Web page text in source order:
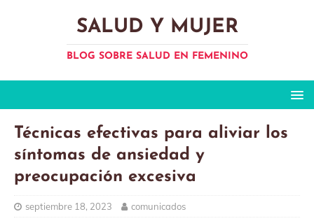
SALUD Y MUJER
BLOG SOBRE SALUD EN FEMENINO
Técnicas efectivas para aliviar los
síntomas de ansiedad y
preocupación excesiva
septiembre 18, 2023 comunicados